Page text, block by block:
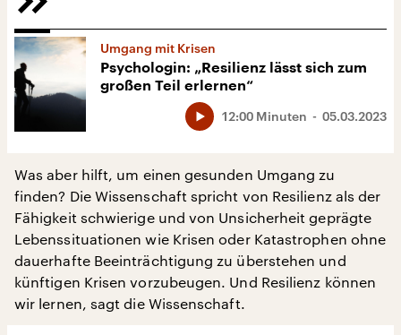
Umgang mit Krisen
Psychologin: „Resilienz lässt sich zum
großen Teil erlernen“
05.03.2023
12:00 Minuten
Was aber hilft, um einen gesunden Umgang zu
finden? Die Wissenschaft spricht von Resilienz als der
Fähigkeit schwierige und von Unsicherheit geprägte
Lebenssituationen wie Krisen oder Katastrophen ohne
dauerhafte Beeinträchtigung zu überstehen und
künftigen Krisen vorzubeugen. Und Resilienz können
wir lernen, sagt die Wissenschaft.